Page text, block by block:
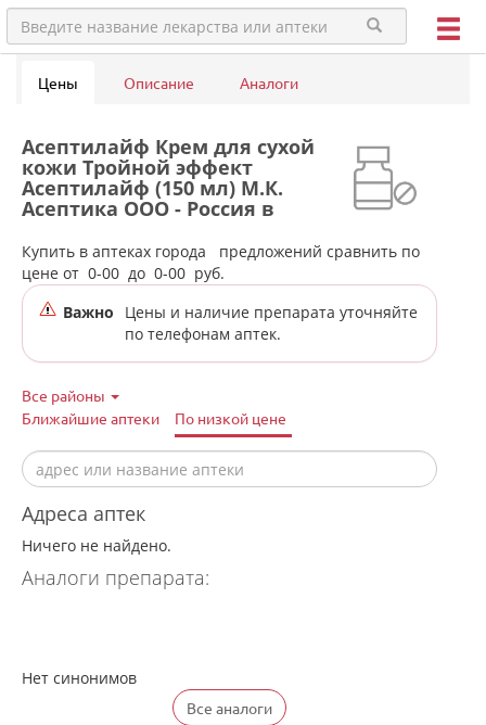
Цены Описание Аналоги
Асептилайф Крем для сухой
кожи Тройной эффект
Асептилайф (150 мл) М.К.
Асептика ООО - Россия в
Купить в аптеках города
предложений сравнить по
цене от 0-00 до 0-00 руб.
Важно
Цены и наличие препарата уточняйте
по телефонам аптек.
Все районы
Ближайшие аптеки
По низкой цене
Адреса аптек
Ничего не найдено.
Аналоги препарата:
Нет синонимов
Все аналоги